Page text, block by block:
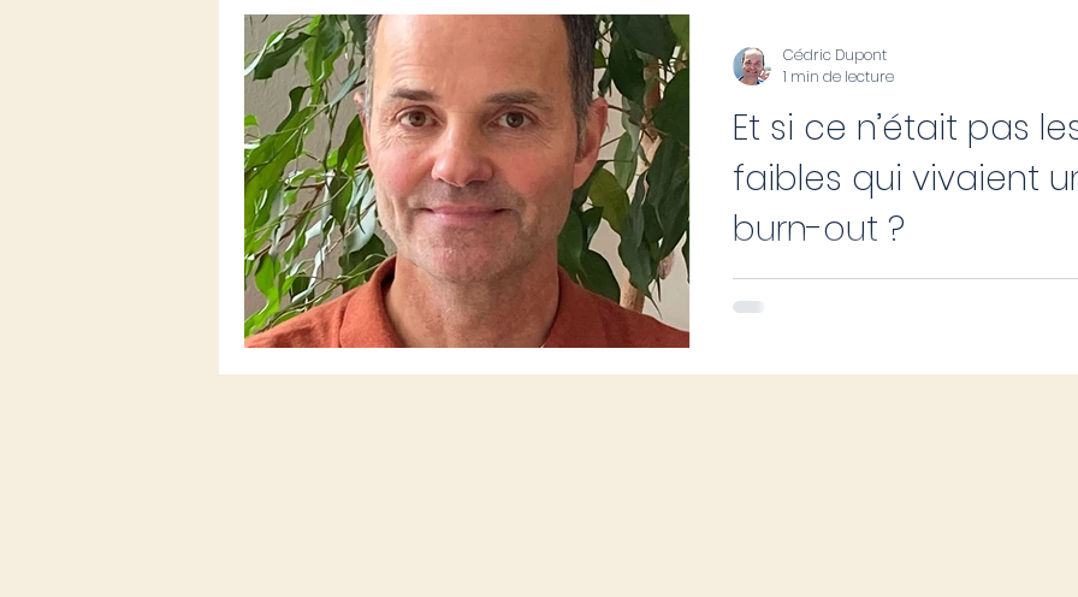
Et si ce n’était pas
faibles qui vivaient
burn-out ?
Ce sont les personnes qui se
ont un énorme besoin de
perfectionnistes... qui font un burn-
Cédric Dupont
1 min de lecture